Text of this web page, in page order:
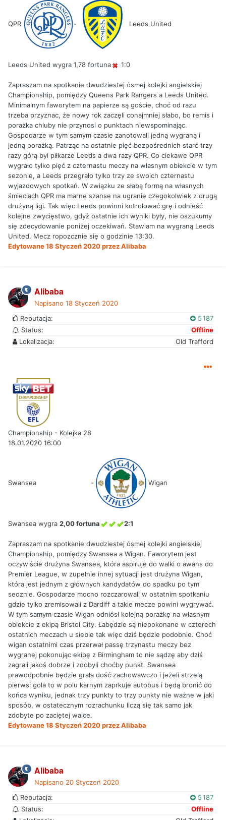
QPR - Leeds United
Leeds United wygra 1,78 fortuna 1:0
Zapraszam na spotkanie dwudziestej ósmej kolejki angielskiej
Championship, pomiędzy Queens Park Rangers a Leeds United.
Minimalnym faworytem na papierze są goście, choć od razu
trzeba przyznac, że nowy rok zaczęli conajmniej słabo, bo remis i
porażka chluby nie przynosi o punktach niewspominając.
Gospodarze w tym samym czasie zanotowali jedną wygraną i
jedną porażką. Patrząc na ostatnie pięć bezpośrednich starć trzy
razy górą byl piłkarze Leeds a dwa razy QPR. Co ciekawe QPR
wygrało tylko pięć z czternastu meczy na własnym obiekcie w tym
sezonie, a Leeds przegrało tylko trzy ze swoich czternastu
wyjazdowych spotkań. W związku ze słabą formą na własnych
śmieciach QPR ma marne szanse na ugranie czegokolwiek z drugą
drużyną ligi. Tak więc Leeds powinni kotrolować grę i odnieść
kolejne zwycięstwo, gdyż ostatnie ich wyniki były, nie oszukumy
się zdecydowanie poniżej oczekiwań. Stawiam na wygraną Leeds
United. Mecz ropozcznie się o godzinie 13:30.
Edytowane18 Styczeń 2020przez Alibaba
Alibaba
Napisano 18 Styczeń 2020
Reputacja:
5 187
Status:
Offline
Lokalizacja:
Old Trafford
Championship - Kolejka 28
18.01.2020 16:00
Swansea - Wigan
Swansea wygra 2,00 fortuna 2:1
Zapraszam na spotkanie dwudziestej ósmej kolejki angielskiej
Championship, pomiędzy Swansea a Wigan. Faworytem jest
oczywiście drużyna Swansea, która aspiruje do walki o awans do
Premier League, w zupełnie innej sytuacji jest drużyna Wigan,
która jest jednym z głównych kandydatów do spadku po tym
seoznie. Gospodarze mocno rozczarowali w ostatnim spotkaniu
gdzie tylko zremisowali z Dardiff a takie mecze powini wygrywać.
W tym samym czasie Wigan odniósł kolejną porażkę na własnym
obiekcie z ekipą Bristol City. Łabędzie są niepokonane w czterech
ostatnich meczach u siebie tak więc dziś będzie podobnie. Choć
wigan ostatnimi czas przerwał passę trzynastu meczy bez
wygranej pokonując ekipę z Birmingham to nie sądzę aby dziś
zagrali jakoś dobrze i zdobyli choćby punkt. Swansea
prawodpobnie będzie grała dość zachowawczo i jeżeli strzelą
pierwsi gola to w polu karnym zaprkuje autobus i będą bronić do
końca wyniku, jednak trzy punkty to trzy punkty nie ważne w jaki
sposób, w ostatecznym rozrachunku liczą się tak samo jak
zdobyte po zaciętej walce.
Edytowane18 Styczeń 2020przez Alibaba
Alibaba
Napisano 20 Styczeń 2020
Reputacja:
5 187
Status:
Offline